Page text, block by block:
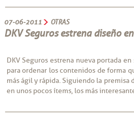
07-06-2011 OTRAS
DKV Seguros estrena diseño
DKV Seguros estrena nueva portada
para ordenar los contenidos de forma
más ágil y rápida. Siguiendo la premisa
en unos pocos ítems, los más